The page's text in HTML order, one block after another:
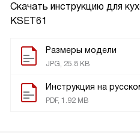
Скачать инструкцию для
KSET61
Размеры модели
JPG, 25.8 KB
Инструкция на
PDF, 1.92 MB